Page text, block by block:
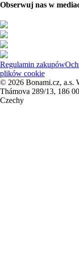
Obserwuj nas w
Regulamin zakupów
plików cookie
© 2026 Bonami.cz, a.s.
Thámova 289/13, 186
Czechy